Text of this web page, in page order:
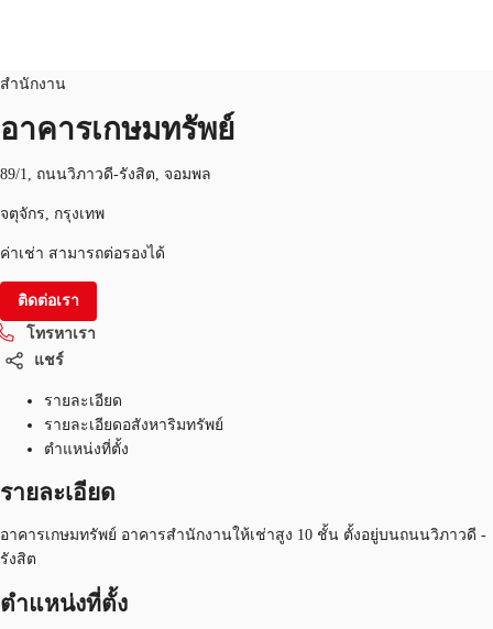
บทความที่น่าสนใจ
เกี่ยวกับ JLL
อสังหาริมทรัพย์ที่บันทึกไว้
+6626246471 ติดต่อเรา
สำนักงาน
อาคารเกษมทรัพย์
89/1, ถนนวิภาวดี-รังสิต, จอมพล
จตุจักร, กรุงเทพ
ค่าเช่า สามารถต่อรองได้
ติดต่อเรา
โทรหาเรา
แชร์
รายละเอียด
รายละเอียดอสังหาริมทรัพย์
ตำแหน่งที่ตั้ง
รายละเอียด
อาคารเกษมทรัพย์ อาคารสำนักงานให้เช่าสูง 10 ชั้น ตั้งอยู่บนถนนวิภาวดี -
รังสิต
ตำแหน่งที่ตั้ง